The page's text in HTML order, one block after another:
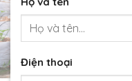
Điện thoại